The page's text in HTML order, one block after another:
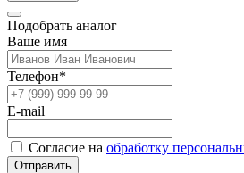
Подобрать аналог
Ваше имя
Телефон*
E-mail
Согласие на обработку
Отправить